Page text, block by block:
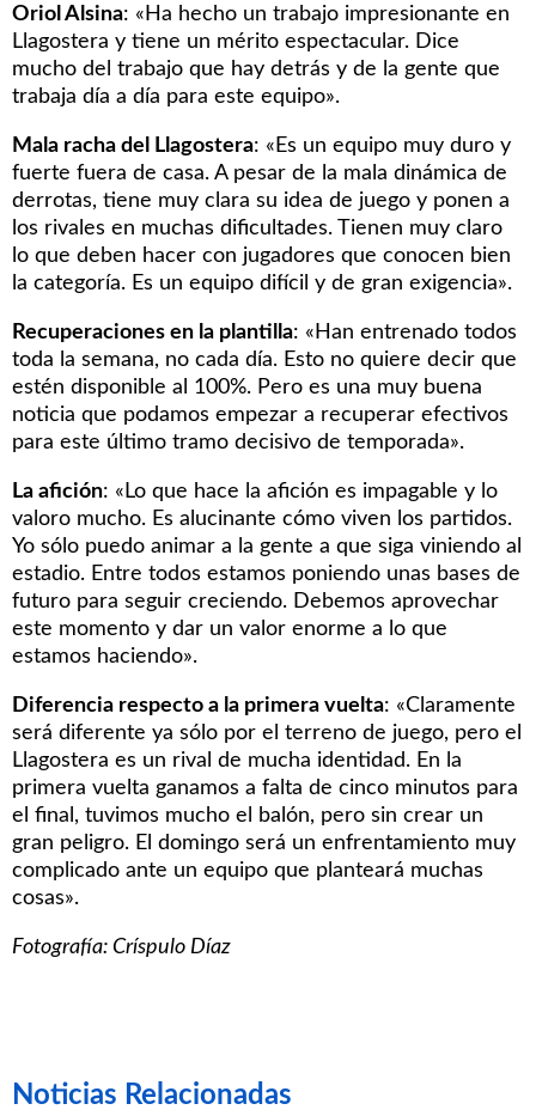
Oriol Alsina: «Ha hecho un trabajo impresionante en
Llagostera y tiene un mérito espectacular. Dice
mucho del trabajo que hay detrás y de la gente que
trabaja día a día para este equipo».
Mala racha del Llagostera: «Es un equipo muy duro y
fuerte fuera de casa. A pesar de la mala dinámica de
derrotas, tiene muy clara su idea de juego y ponen a
los rivales en muchas dificultades. Tienen muy claro
lo que deben hacer con jugadores que conocen bien
la categoría. Es un equipo difícil y de gran exigencia».
Recuperaciones en la plantilla: «Han entrenado todos
toda la semana, no cada día. Esto no quiere decir que
estén disponible al 100%. Pero es una muy buena
noticia que podamos empezar a recuperar efectivos
para este último tramo decisivo de temporada».
La afición: «Lo que hace la afición es impagable y lo
valoro mucho. Es alucinante cómo viven los partidos.
Yo sólo puedo animar a la gente a que siga viniendo al
estadio. Entre todos estamos poniendo unas bases de
futuro para seguir creciendo. Debemos aprovechar
este momento y dar un valor enorme a lo que
estamos haciendo».
Diferencia respecto a la primera vuelta: «Claramente
será diferente ya sólo por el terreno de juego, pero el
Llagostera es un rival de mucha identidad. En la
primera vuelta ganamos a falta de cinco minutos para
el final, tuvimos mucho el balón, pero sin crear un
gran peligro. El domingo será un enfrentamiento muy
complicado ante un equipo que planteará muchas
cosas».
Fotografía: Críspulo Díaz
Noticias Relacionadas